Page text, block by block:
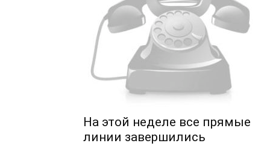
На этой неделе все прямые
линии завершились